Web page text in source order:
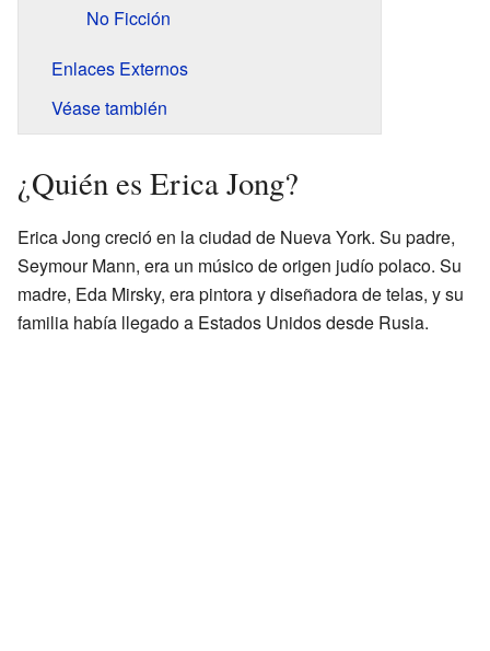
No Ficción
Enlaces Externos
Véase también
¿Quién es Erica Jong?
Erica Jong creció en la ciudad de Nueva York. Su padre,
Seymour Mann, era un músico de origen judío polaco. Su
madre, Eda Mirsky, era pintora y diseñadora de telas, y su
familia había llegado a Estados Unidos desde Rusia.